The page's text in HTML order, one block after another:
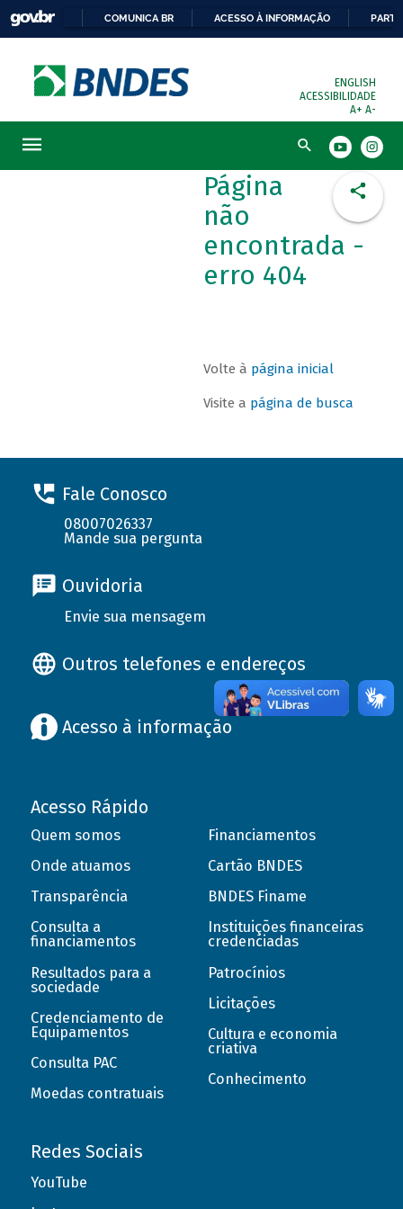
COMUNICA BR ACESSO À INFORMAÇÃO
ENGLISH
ACESSIBILIDADE
A+ A-
Busca
Página
não
encontrada -
erro 404
Volte à página inicial
Visite a página de busca
Fale Conosco
08007026337
Mande sua pergunta
Ouvidoria
Envie sua mensagem
Outros telefones e endereços
Acesso à informação
Acesso Rápido
Quem somos
Onde atuamos
Transparência
Consulta a
financiamentos
Resultados para a
sociedade
Credenciamento de
Equipamentos
Consulta PAC
Moedas contratuais
Financiamentos
Cartão BNDES
BNDES Finame
Instituições financeiras
credenciadas
Patrocínios
Licitações
Cultura e economia
criativa
Conhecimento
Redes Sociais
YouTube